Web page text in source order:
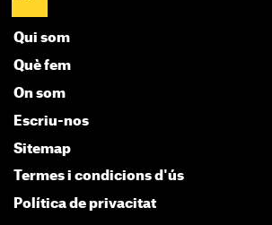
Qui som
Què fem
On som
Escriu-nos
Sitemap
Termes i condicions d'ús
Política de privacitat